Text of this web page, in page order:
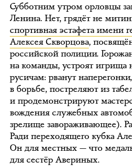
Субботним утром орловцы
Ленина. Нет, грядёт не
спортивная эстафета имени
Алексея Скворцова,
российской полиции.
на команды, устроят игрища
русичам: рванут
в борьбе, постреляют из
и продемонстрируют
вождения служебных
зрелище завораживающее).
Ради переходящего кубка
Он для местных — что
для сестёр Авериных.